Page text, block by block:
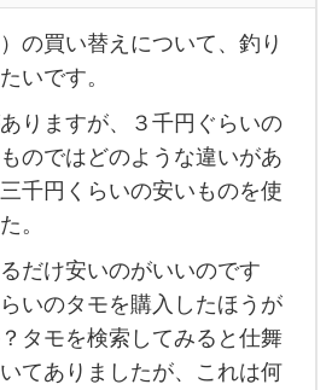
の買い替えについて、釣り
いです。
りますが、３千円ぐらいの
のではどのような違いがあ
千円くらいの安いものを使
。
だけ安いのがいいのです
いのタモを購入したほうが
タモを検索してみると仕舞
てありましたが、これは何